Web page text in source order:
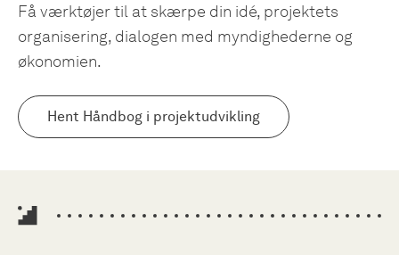
Få værktøjer til at skærpe din idé, projektets
organisering, dialogen med myndighederne og
økonomien.
Hent Håndbog i projektudvikling